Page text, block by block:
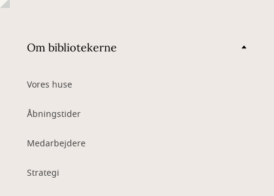
Om bibliotekerne
Vores huse
Åbningstider
Medarbejdere
Strategi